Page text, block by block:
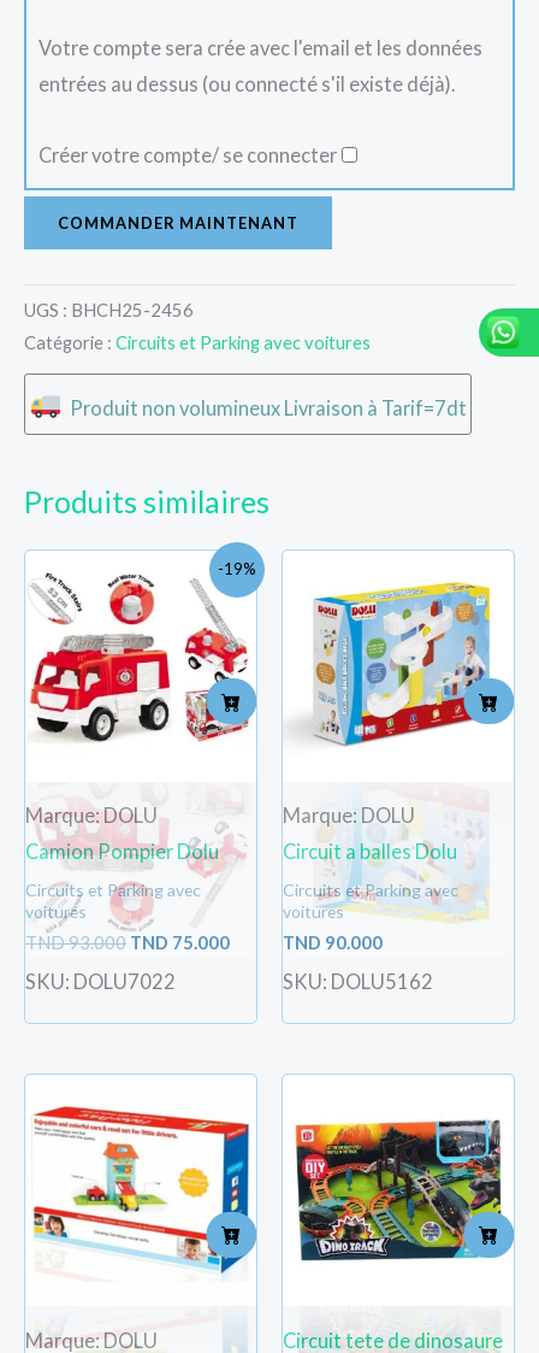
Votre compte sera crée avec l'email et les données
entrées au dessus (ou connecté s'il existe déjà).
Créer votre compte/ se connecter
COMMANDER MAINTENANT
UGS : BHCH25-2456
Catégorie : Circuits et Parking avec voitures
Produit non volumineux Livraison à Tarif=7dt
Produits similaires
-19%
Marque: DOLU
Camion Pompier Dolu
Circuits et Parking avec
voitures
TND93.000
prix
initial
était :
TND
93.000.
TND 75.000
Le
prix
est :
TND
75.000.
SKU: DOLU7022
Marque: DOLU
Circuit a balles Dolu
Circuits et Parking avec
voitures
TND 90.000
SKU: DOLU5162
Marque: DOLU
Circuit tete de dinosaure